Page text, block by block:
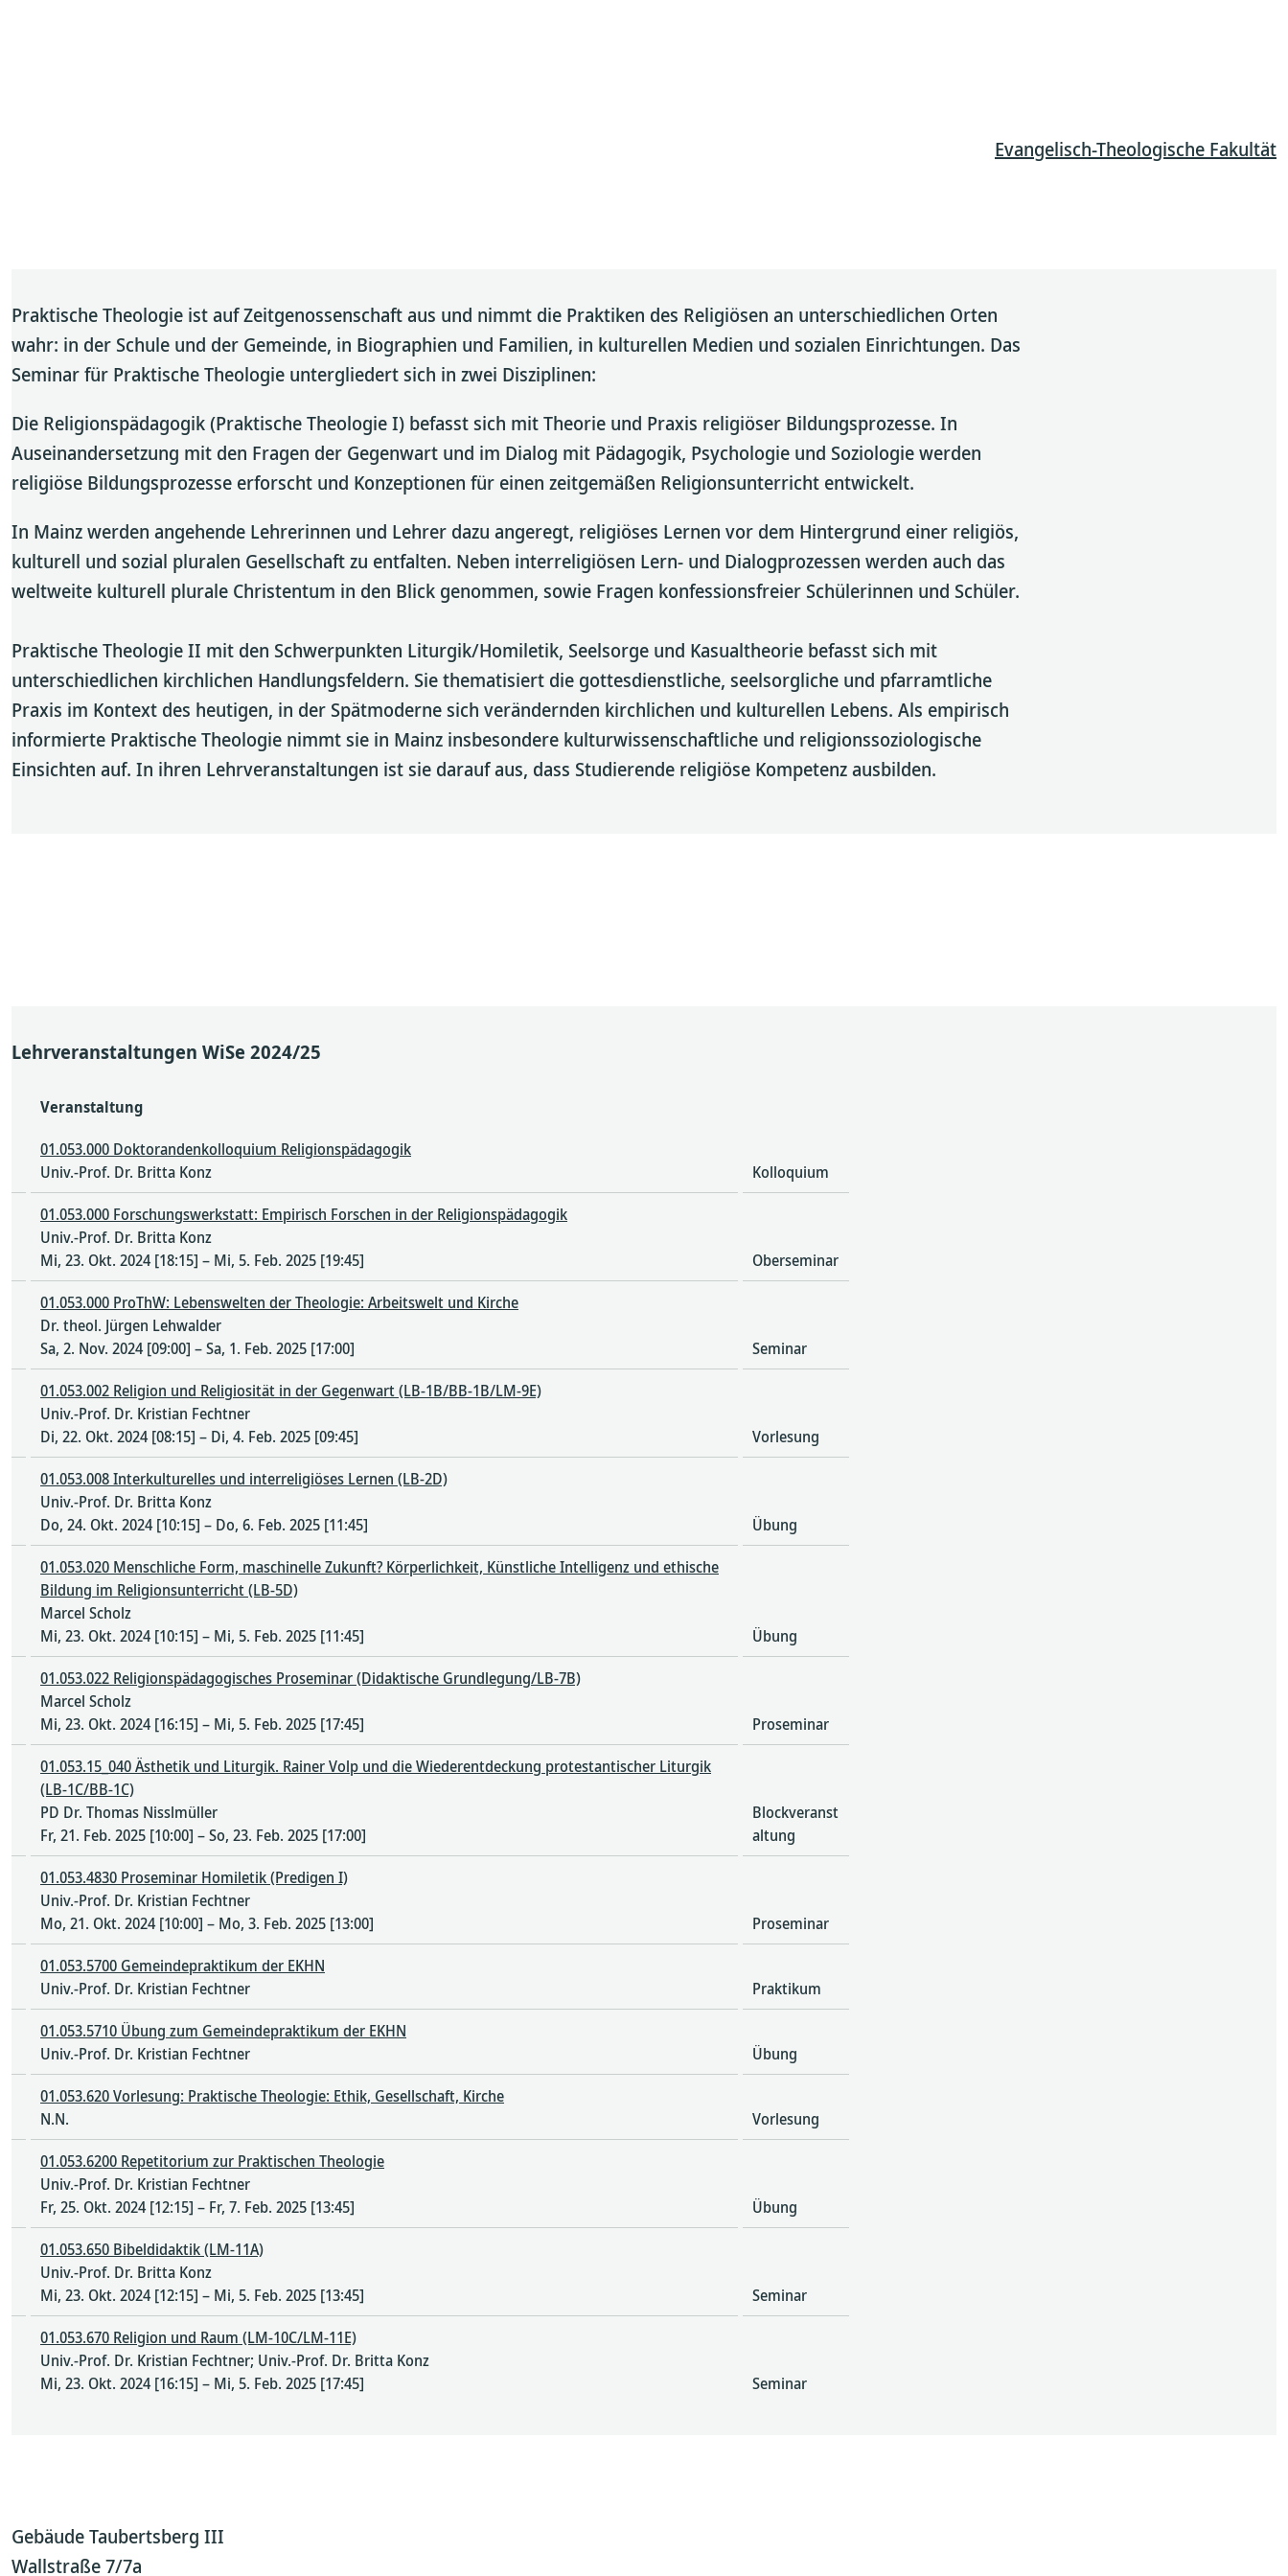
Evangelisch-Theologische Fakultät
Praktische Theologie ist auf Zeitgenossenschaft aus und nimmt die Praktiken des Religiösen an unterschiedlichen Orten
wahr: in der Schule und der Gemeinde, in Biographien und Familien, in kulturellen Medien und sozialen Einrichtungen. Das
Seminar für Praktische Theologie untergliedert sich in zwei Disziplinen:
Die Religionspädagogik (Praktische Theologie I) befasst sich mit Theorie und Praxis religiöser Bildungsprozesse. In
Auseinandersetzung mit den Fragen der Gegenwart und im Dialog mit Pädagogik, Psychologie und Soziologie werden
religiöse Bildungsprozesse erforscht und Konzeptionen für einen zeitgemäßen Religionsunterricht entwickelt.
In Mainz werden angehende Lehrerinnen und Lehrer dazu angeregt, religiöses Lernen vor dem Hintergrund einer religiös,
kulturell und sozial pluralen Gesellschaft zu entfalten. Neben interreligiösen Lern- und Dialogprozessen werden auch das
weltweite kulturell plurale Christentum in den Blick genommen, sowie Fragen konfessionsfreier Schülerinnen und Schüler.
Praktische Theologie II mit den Schwerpunkten Liturgik/Homiletik, Seelsorge und Kasualtheorie befasst sich mit
unterschiedlichen kirchlichen Handlungsfeldern. Sie thematisiert die gottesdienstliche, seelsorgliche und pfarramtliche
Praxis im Kontext des heutigen, in der Spätmoderne sich verändernden kirchlichen und kulturellen Lebens. Als empirisch
informierte Praktische Theologie nimmt sie in Mainz insbesondere kulturwissenschaftliche und religionssoziologische
Einsichten auf. In ihren Lehrveranstaltungen ist sie darauf aus, dass Studierende religiöse Kompetenz ausbilden.
Lehrveranstaltungen WiSe 2024/25
Veranstaltung
01.053.000 Doktorandenkolloquium Religionspädagogik
Univ.-Prof. Dr. Britta Konz
Kolloquium
01.053.000 Forschungswerkstatt: Empirisch Forschen in der Religionspädagogik
Univ.-Prof. Dr. Britta Konz
Mi, 23. Okt. 2024 [18:15] – Mi, 5. Feb. 2025 [19:45]
Oberseminar
01.053.000 ProThW: Lebenswelten der Theologie: Arbeitswelt und Kirche
Dr. theol. Jürgen Lehwalder
Sa, 2. Nov. 2024 [09:00] – Sa, 1. Feb. 2025 [17:00]
Seminar
01.053.002 Religion und Religiosität in der Gegenwart (LB-1B/BB-1B/LM-9E)
Univ.-Prof. Dr. Kristian Fechtner
Di, 22. Okt. 2024 [08:15] – Di, 4. Feb. 2025 [09:45]
Vorlesung
01.053.008 Interkulturelles und interreligiöses Lernen (LB-2D)
Univ.-Prof. Dr. Britta Konz
Do, 24. Okt. 2024 [10:15] – Do, 6. Feb. 2025 [11:45]
Übung
01.053.020 Menschliche Form, maschinelle Zukunft? Körperlichkeit, Künstliche Intelligenz und ethische
Bildung im Religionsunterricht (LB-5D)
Marcel Scholz
Mi, 23. Okt. 2024 [10:15] – Mi, 5. Feb. 2025 [11:45]
Übung
01.053.022 Religionspädagogisches Proseminar (Didaktische Grundlegung/LB-7B)
Marcel Scholz
Mi, 23. Okt. 2024 [16:15] – Mi, 5. Feb. 2025 [17:45]
Proseminar
01.053.15_040 Ästhetik und Liturgik. Rainer Volp und die Wiederentdeckung protestantischer Liturgik
(LB-1C/BB-1C)
PD Dr. Thomas Nisslmüller
Fr, 21. Feb. 2025 [10:00] – So, 23. Feb. 2025 [17:00]
Blockveranst
altung
01.053.4830 Proseminar Homiletik (Predigen I)
Univ.-Prof. Dr. Kristian Fechtner
Mo, 21. Okt. 2024 [10:00] – Mo, 3. Feb. 2025 [13:00]
Proseminar
01.053.5700 Gemeindepraktikum der EKHN
Univ.-Prof. Dr. Kristian Fechtner
Praktikum
01.053.5710 Übung zum Gemeindepraktikum der EKHN
Univ.-Prof. Dr. Kristian Fechtner
Übung
01.053.620 Vorlesung: Praktische Theologie: Ethik, Gesellschaft, Kirche
N.N.
Vorlesung
01.053.6200 Repetitorium zur Praktischen Theologie
Univ.-Prof. Dr. Kristian Fechtner
Fr, 25. Okt. 2024 [12:15] – Fr, 7. Feb. 2025 [13:45]
Übung
01.053.650 Bibeldidaktik (LM-11A)
Univ.-Prof. Dr. Britta Konz
Mi, 23. Okt. 2024 [12:15] – Mi, 5. Feb. 2025 [13:45]
Seminar
01.053.670 Religion und Raum (LM-10C/LM-11E)
Univ.-Prof. Dr. Kristian Fechtner; Univ.-Prof. Dr. Britta Konz
Mi, 23. Okt. 2024 [16:15] – Mi, 5. Feb. 2025 [17:45]
Seminar
Gebäude Taubertsberg III
Wallstraße 7/7a